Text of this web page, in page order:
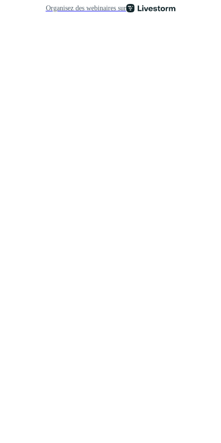
Organisez des webinaires sur